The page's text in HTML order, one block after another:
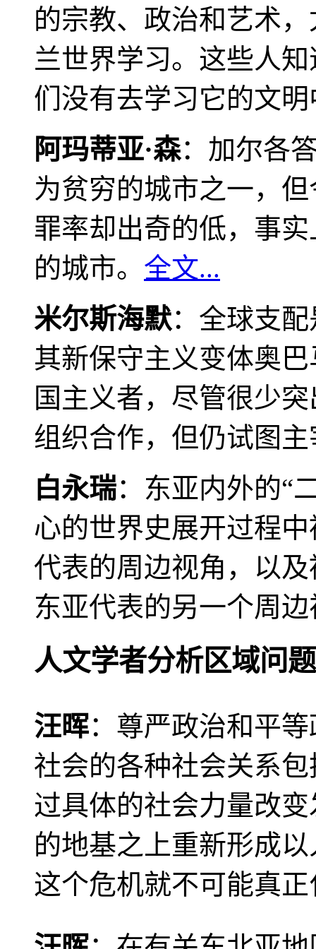
的宗教、政治和艺术
兰世界学习。这些人
们没有去学习它的文
阿玛蒂亚·森：加尔各
为贫穷的城市之一，
罪率却出奇的低，事
的城市。 全文...
米尔斯海默：全球支
其新保守主义变体奥
国主义者，尽管很少
组织合作，但仍试图
白永瑞：东亚内外的“
心的世界史展开过程
代表的周边视角，以
东亚代表的另一个周
人文学者分析区域问题
汪晖：尊严政治和平
社会的各种社会关系
过具体的社会力量改
的地基之上重新形成
这个危机就不可能真